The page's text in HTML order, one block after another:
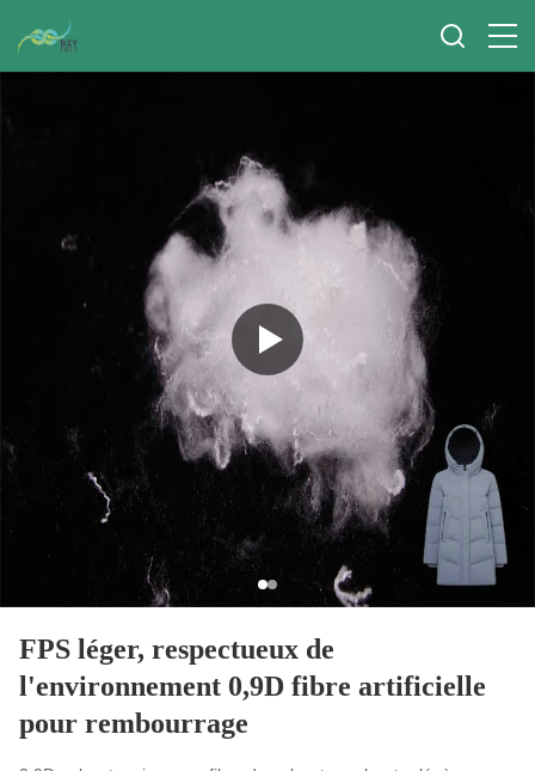
FPS léger, respectueux de
l'environnement 0,9D fibre artificielle
pour rembourrage